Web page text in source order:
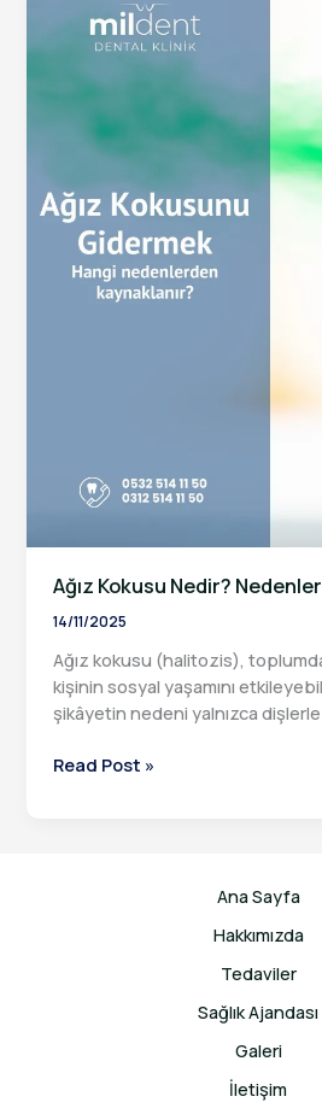
Ağız Kokusu Nedir?
14/11/2025
Ağız kokusu (halitozis), toplumda
kişinin sosyal yaşamını
şikâyetin nedeni yalnızca dişlerle
Ağız
Read Post »
Ana Sayfa
Hakkımızda
Tedaviler
Sağlık Ajandası
Galeri
İletişim